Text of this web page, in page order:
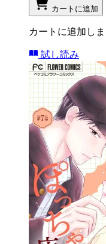
カートに追加
カートに追加し
試し読み